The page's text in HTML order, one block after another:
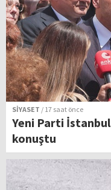
SİYASET / 17 saat önce
Yeni Parti
konuştu